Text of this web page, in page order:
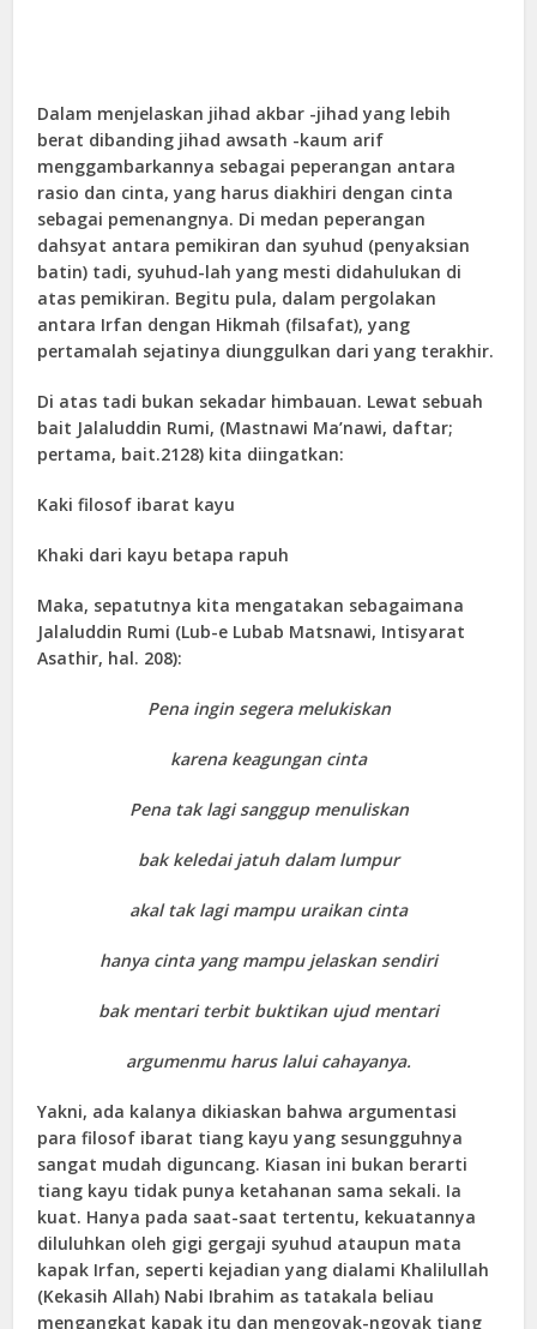
Dalam menjelaskan jihad akbar -jihad yang lebih
berat dibanding jihad awsath -kaum arif
menggambarkannya sebagai peperangan antara
rasio dan cinta, yang harus diakhiri dengan cinta
sebagai pemenangnya. Di medan peperangan
dahsyat antara pemikiran dan syuhud (penyaksian
batin) tadi, syuhud-lah yang mesti didahulukan di
atas pemikiran. Begitu pula, dalam pergolakan
antara Irfan dengan Hikmah (filsafat), yang
pertamalah sejatinya diunggulkan dari yang terakhir.
Di atas tadi bukan sekadar himbauan. Lewat sebuah
bait Jalaluddin Rumi, (Mastnawi Ma’nawi, daftar;
pertama, bait.2128) kita diingatkan:
Kaki filosof ibarat kayu
Khaki dari kayu betapa rapuh
Maka, sepatutnya kita mengatakan sebagaimana
Jalaluddin Rumi (Lub-e Lubab Matsnawi, Intisyarat
Asathir, hal. 208):
Pena ingin segera melukiskan
karena keagungan cinta
Pena tak lagi sanggup menuliskan
bak keledai jatuh dalam lumpur
akal tak lagi mampu uraikan cinta
hanya cinta yang mampu jelaskan sendiri
bak mentari terbit buktikan ujud mentari
argumenmu harus lalui cahayanya.
Yakni, ada kalanya dikiaskan bahwa argumentasi
para filosof ibarat tiang kayu yang sesungguhnya
sangat mudah diguncang. Kiasan ini bukan berarti
tiang kayu tidak punya ketahanan sama sekali. Ia
kuat. Hanya pada saat-saat tertentu, kekuatannya
diluluhkan oleh gigi gergaji syuhud ataupun mata
kapak Irfan, seperti kejadian yang dialami Khalilullah
(Kekasih Allah) Nabi Ibrahim as tatakala beliau
mengangkat kapak itu dan mengoyak-ngoyak tiang